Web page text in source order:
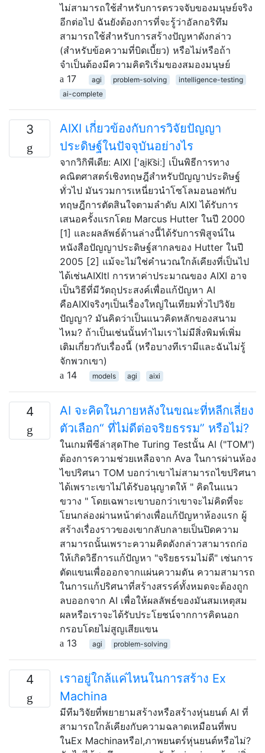
ไม่สามารถใช้สำหรับการตรวจจับของมนุษย์จริง
อีกต่อไป ฉันยังต้องการที่จะรู้ว่าอัลกอริทึม
สามารถใช้สำหรับการสร้างปัญหาดังกล่าว
(สำหรับข้อความที่บิดเบี้ยว) หรือไม่หรือถ้า
จำเป็นต้องมีความคิดริเริ่มของสมองมนุษย์
17
agi problem-solving
intelligence-testing
ai-complete
3
AIXI เกี่ยวข้องกับการวิจัยปัญญา
ประดิษฐ์ในปัจจุบันอย่างไร
จากวิกิพีเดีย: AIXI ['ai̯k͡siː] เป็นพิธีการทาง
คณิตศาสตร์เชิงทฤษฎีสำหรับปัญญาประดิษฐ์
ทั่วไป มันรวมการเหนี่ยวนำโซโลมอนอฟกับ
ทฤษฎีการตัดสินใจตามลำดับ AIXI ได้รับการ
เสนอครั้งแรกโดย Marcus Hutter ในปี 2000
[1] และผลลัพธ์ด้านล่างนี้ได้รับการพิสูจน์ใน
หนังสือปัญญาประดิษฐ์สากลของ Hutter ในปี
2005 [2] แม้จะไม่ใช่คำนวณใกล้เคียงที่เป็นไป
ได้เช่นAIXItl การหาค่าประมาณของ AIXI อาจ
เป็นวิธีที่มีวัตถุประสงค์เพื่อแก้ปัญหา AI
คือAIXIจริงๆเป็นเรื่องใหญ่ในเทียมทั่วไปวิจัย
ปัญญา? มันคิดว่าเป็นแนวคิดหลักของสนาม
ไหม? ถ้าเป็นเช่นนั้นทำไมเราไม่มีสิ่งพิมพ์เพิ่ม
เติมเกี่ยวกับเรื่องนี้ (หรือบางทีเรามีและฉันไม่รู้
จักพวกเขา)
14
models agi aixi
4
AI จะคิดในภายหลังในขณะที่หลีกเลี่ยง
ตัวเลือก“ ที่ไม่ดีต่อจริยธรรม” หรือไม่?
ในเกมพีซีล่าสุดThe Turing Testนั้น AI ("TOM")
ต้องการความช่วยเหลือจาก Ava ในการผ่านห้อง
ไขปริศนา TOM บอกว่าเขาไม่สามารถไขปริศนา
ได้เพราะเขาไม่ได้รับอนุญาตให้ " คิดในแนว
ขวาง " โดยเฉพาะเขาบอกว่าเขาจะไม่คิดที่จะ
โยนกล่องผ่านหน้าต่างเพื่อแก้ปัญหาห้องแรก ผู้
สร้างเรื่องราวของเขากลับกลายเป็นปิดความ
สามารถนั้นเพราะความคิดดังกล่าวสามารถก่อ
ให้เกิดวิธีการแก้ปัญหา "จริยธรรมไม่ดี" เช่นการ
ตัดแขนเพื่อออกจากแผ่นความดัน ความสามารถ
ในการแก้ปริศนาที่สร้างสรรค์ทั้งหมดจะต้องถูก
ลบออกจาก AI เพื่อให้ผลลัพธ์ของมันสมเหตุสม
ผลหรือเราจะได้รับประโยชน์จากการคิดนอก
กรอบโดยไม่สูญเสียแขน
13
agi problem-solving
4
เราอยู่ใกล้แค่ไหนในการสร้าง Ex
Machina
มีทีมวิจัยที่พยายามสร้างหรือสร้างหุ่นยนต์ AI ที่
สามารถใกล้เคียงกับความฉลาดเหมือนที่พบ
ในEx MachinaหรือI,ภาพยนตร์หุ่นยนต์หรือไม่?